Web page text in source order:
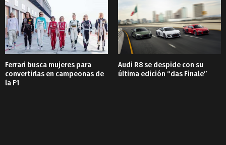
Ferrari busca mujeres para
convertirlas en campeonas de
la F1
Audi R8 se despide con su
última edición “das Finale”